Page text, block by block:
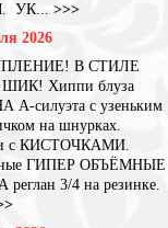
УК... >>>
2026
В СТИЛЕ
Хиппи блуза
А-силуэта с узеньким
на шнурках.
с КИСТОЧКАМИ.
ГИПЕР ОБЪЁМНЫЕ
3/4 на резинке.